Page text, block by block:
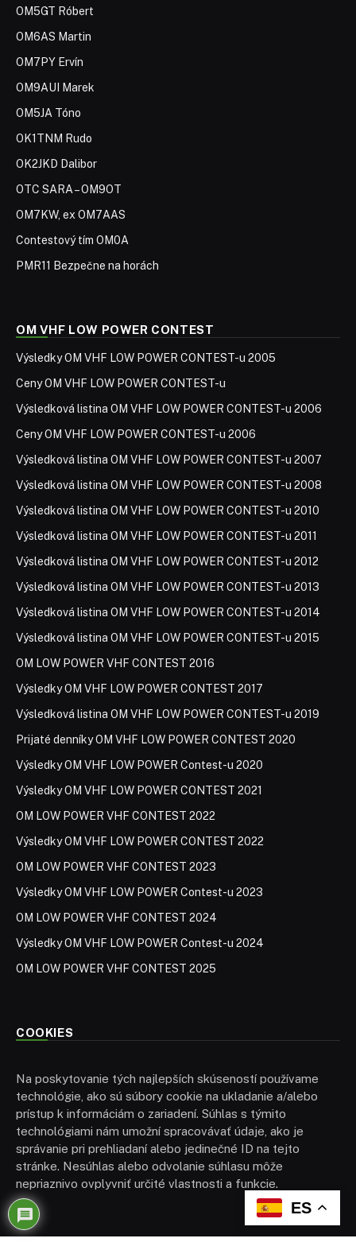
OM5GT Róbert
OM6AS Martin
OM7PY Ervín
OM9AUI Marek
OM5JA Tóno
OK1TNM Rudo
OK2JKD Dalibor
OTC SARA – OM9OT
OM7KW, ex OM7AAS
Contestový tím OM0A
PMR11 Bezpečne na horách
OM VHF LOW POWER CONTEST
Výsledky OM VHF LOW POWER CONTEST-u 2005
Ceny OM VHF LOW POWER CONTEST-u
Výsledková listina OM VHF LOW POWER CONTEST-u 2006
Ceny OM VHF LOW POWER CONTEST-u 2006
Výsledková listina OM VHF LOW POWER CONTEST-u 2007
Výsledková listina OM VHF LOW POWER CONTEST-u 2008
Výsledková listina OM VHF LOW POWER CONTEST-u 2010
Výsledková listina OM VHF LOW POWER CONTEST-u 2011
Výsledková listina OM VHF LOW POWER CONTEST-u 2012
Výsledková listina OM VHF LOW POWER CONTEST-u 2013
Výsledková listina OM VHF LOW POWER CONTEST-u 2014
Výsledková listina OM VHF LOW POWER CONTEST-u 2015
OM LOW POWER VHF CONTEST 2016
Výsledky OM VHF LOW POWER CONTEST 2017
Výsledková listina OM VHF LOW POWER CONTEST-u 2019
Prijaté denníky OM VHF LOW POWER CONTEST 2020
Výsledky OM VHF LOW POWER Contest-u 2020
Výsledky OM VHF LOW POWER CONTEST 2021
OM LOW POWER VHF CONTEST 2022
Výsledky OM VHF LOW POWER CONTEST 2022
OM LOW POWER VHF CONTEST 2023
Výsledky OM VHF LOW POWER Contest-u 2023
OM LOW POWER VHF CONTEST 2024
Výsledky OM VHF LOW POWER Contest-u 2024
OM LOW POWER VHF CONTEST 2025
COOKIES
Na poskytovanie tých najlepších skúseností používame
technológie, ako sú súbory cookie na ukladanie a/alebo
prístup k informáciám o zariadení. Súhlas s týmito
technológiami nám umožní spracovávať údaje, ako je
správanie pri prehliadaní alebo jedinečné ID na tejto
stránke. Nesúhlas alebo odvolanie súhlasu môže
nepriaznivo ovplyvniť určité vlastnosti a funkcie.
ES